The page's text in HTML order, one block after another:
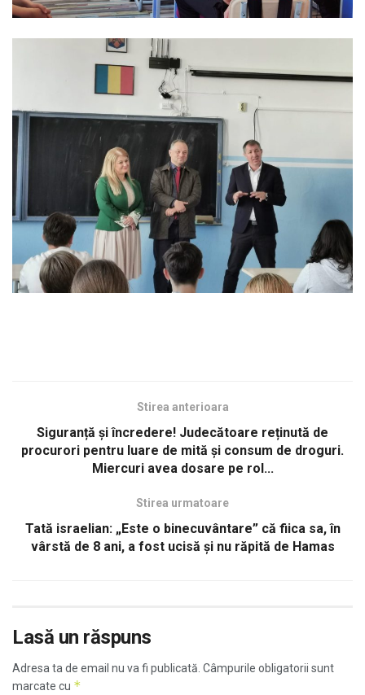
Stirea anterioara
Siguranță și încredere! Judecătoare reținută de
procurori pentru luare de mită și consum de droguri.
Miercuri avea dosare pe rol...
Stirea urmatoare
Tată israelian: „Este o binecuvântare” că fiica sa, în
vârstă de 8 ani, a fost ucisă și nu răpită de Hamas
Lasă un răspuns
Adresa ta de email nu va fi publicată. Câmpurile obligatorii sunt
marcate cu *